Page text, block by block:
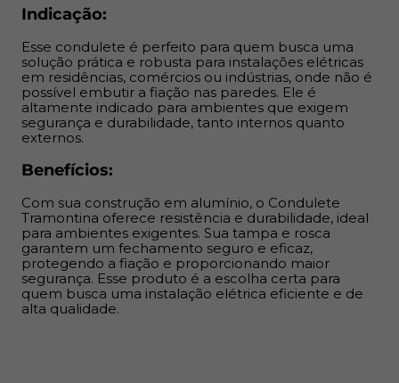
escolha certa para quem busca uma instalação elétrica
Indicação:
Esse condulete é perfeito para quem busca uma
solução prática e robusta para instalações elétricas
em residências, comércios ou indústrias, onde não é
possível embutir a fiação nas paredes. Ele é
altamente indicado para ambientes que exigem
segurança e durabilidade, tanto internos quanto
externos.
Benefícios:
Com sua construção em alumínio, o Condulete
Tramontina oferece resistência e durabilidade, ideal
para ambientes exigentes. Sua tampa e rosca
garantem um fechamento seguro e eficaz,
protegendo a fiação e proporcionando maior
segurança. Esse produto é a escolha certa para
quem busca uma instalação elétrica eficiente e de
alta qualidade.